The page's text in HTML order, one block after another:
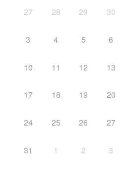
27
28 29 30
3 4 5 6
10 11 12 13
17 18 19 20
24 25 26 27
31 1 2 3